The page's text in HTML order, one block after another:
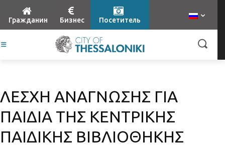
Гражданин Бизнес Посетитель
ΛΕΣΧΗ ΑΝΑΓΝΩΣΗΣ ΓΙΑ
ΠΑΙΔΙΑ ΤΗΣ ΚΕΝΤΡΙΚΗΣ
ΠΑΙΔΙΚΗΣ ΒΙΒΛΙΟΘΗΚΗΣ